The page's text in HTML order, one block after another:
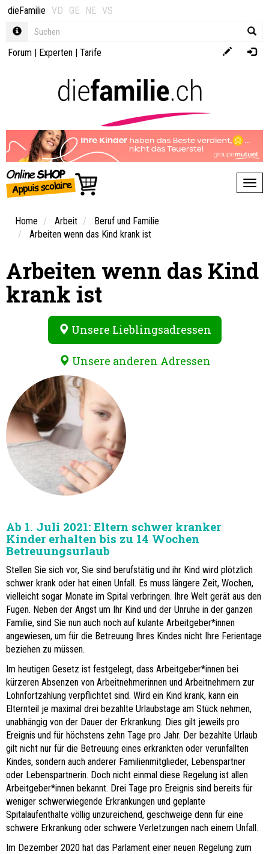
dieFamilie VD GE NE VS
Forum | Experten | Tarife
Home Arbeit
Beruf und Familie
Arbeiten wenn das Kind krank ist
Arbeiten wenn das Kind
krank ist
Unsere Lieblingsadressen
Unsere anderen Adressen
Ab 1. Juli 2021: Eltern schwer kranker
Kinder erhalten bis zu 14 Wochen
Betreuungsurlaub
Stellen Sie sich vor, Sie sind berufstätig und ihr Kind wird plötzlich
schwer krank oder hat einen Unfall. Es muss längere Zeit, Wochen,
vielleicht sogar Monate im Spital verbringen. Ihre Welt gerät aus den
Fugen. Neben der Angst um Ihr Kind und der Unruhe in der ganzen
Familie, sind Sie nun auch noch auf kulante Arbeitgeber*innen
angewiesen, um für die Betreuung Ihres Kindes nicht Ihre Ferientage
beziehen zu müssen.
Im heutigen Gesetz ist festgelegt, dass Arbeitgeber*innen bei
kürzeren Absenzen von Arbeitnehmerinnen und Arbeitnehmern zur
Lohnfortzahlung verpflichtet sind. Wird ein Kind krank, kann ein
Elternteil je maximal drei bezahlte Urlaubstage am Stück nehmen,
unabhängig von der Dauer der Erkrankung. Dies gilt jeweils pro
Ereignis und für höchstens zehn Tage pro Jahr. Der bezahlte Urlaub
gilt nicht nur für die Betreuung eines erkrankten oder verunfallten
Kindes, sondern auch anderer Familienmitglieder, Lebenspartner
oder Lebenspartnerin. Doch nicht einmal diese Regelung ist allen
Arbeitgeber*innen bekannt. Drei Tage pro Ereignis sind bereits für
weniger schwerwiegende Erkrankungen und geplante
Spitalaufenthalte völlig unzureichend, geschweige denn für eine
schwere Erkrankung oder schwere Verletzungen nach einem Unfall.
Im Dezember 2020 hat das Parlament einer neuen Regelung zum